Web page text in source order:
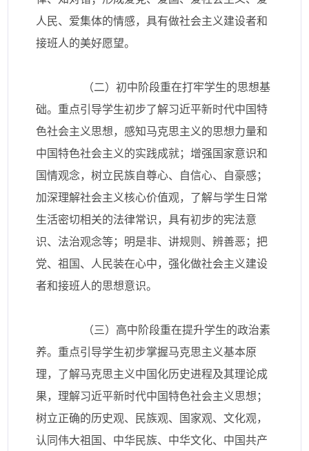
人民、爱集体的情感，具有做社会主义建设者和
接班人的美好愿望。
（二）初中阶段重在打牢学生的思想基
础。重点引导学生初步了解习近平新时代中国特
色社会主义思想，感知马克思主义的思想力量和
中国特色社会主义的实践成就；增强国家意识和
国情观念，树立民族自尊心、自信心、自豪感；
加深理解社会主义核心价值观，了解与学生日常
生活密切相关的法律常识，具有初步的宪法意
识、法治观念等；明是非、讲规则、辨善恶；把
党、祖国、人民装在心中，强化做社会主义建设
者和接班人的思想意识。
（三）高中阶段重在提升学生的政治素
养。重点引导学生初步掌握马克思主义基本原
理，了解马克思主义中国化历史进程及其理论成
果，理解习近平新时代中国特色社会主义思想；
树立正确的历史观、民族观、国家观、文化观，
认同伟大祖国、中华民族、中华文化、中国共产